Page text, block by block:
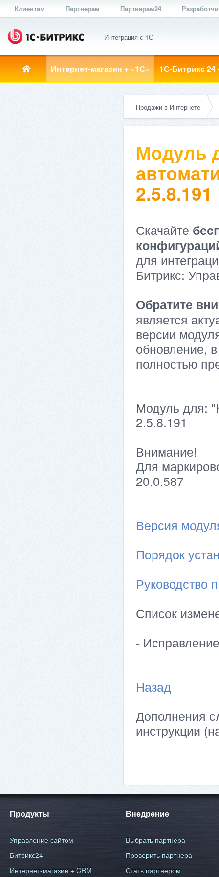
Клиентам Партнерам Партнерам24
Интеграция с 1С
Интернет-магазин + «1С» 1С-Битрикс 24
Продажи в Интернете
Модуль
2.5.8.191
Скачайте
для
Битрикс:
Обратите
является
версии
обновление,
полностью
Модуль для:
2.5.8.191
Внимание!
Для
20.0.587
Версия
Порядок
Руководство
Список
-
Назад
Дополнения
инструкции
Продукты
Управление сайтом
Битрикс24
Интернет-магазин + CRM
Внедрение
Выбрать партнера
Проверить партнера
Стать партнером